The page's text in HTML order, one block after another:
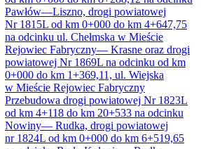
Pawłów—Liszno, drogi powiatowej
Nr 1815L od km 0+000 do km 4+647,75
na odcinku ul. Chełmska w Mieście
Rejowiec Fabryczny— Krasne oraz drogi
powiatowej Nr 1869L na odcinku od km
0+000 do km 1+369,11, ul. Wiejska
w Mieście Rejowiec Fabryczny
Przebudowa drogi powiatowej Nr 1823L
od km 4+118 do km 20+533 na odcinku
Nowiny— Rudka, drogi powiatowej
nr 1824L od km 0+000 do km 6+519,65